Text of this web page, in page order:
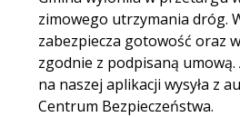
zimowego utrzymania dróg.
zabezpiecza gotowość oraz
zgodnie z podpisaną
na naszej aplikacji wysyła z
Centrum Bezpieczeństwa.